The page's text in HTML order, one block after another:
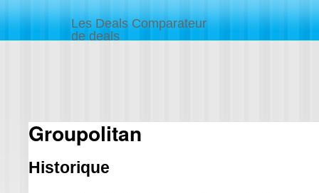
Les Deals Comparateur
de deals
Groupolitan
Historique